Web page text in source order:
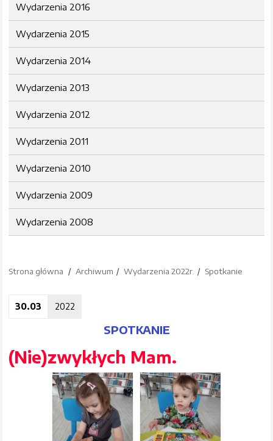
Wydarzenia 2016
Wydarzenia 2015
Wydarzenia 2014
Wydarzenia 2013
Wydarzenia 2012
Wydarzenia 2011
Wydarzenia 2010
Wydarzenia 2009
Wydarzenia 2008
Strona główna Archiwum Wydarzenia 2022r. Spotkanie
30.03 2022
SPOTKANIE
(Nie)zwykłych Mam.